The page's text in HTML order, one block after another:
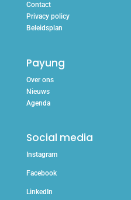
Contact
Privacy policy
Beleidsplan
Payung
Over ons
Nieuws
Agenda
Social media
Instagram
Facebook
LinkedIn